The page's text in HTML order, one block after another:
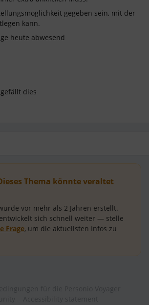
gegeben sein, mit der
kann.
heute abwesend
dies
Thema könnte veraltet
vor mehr als 2 Jahren erstellt.
sich schnell weiter — stelle
Frage, um die aktuellsten Infos zu